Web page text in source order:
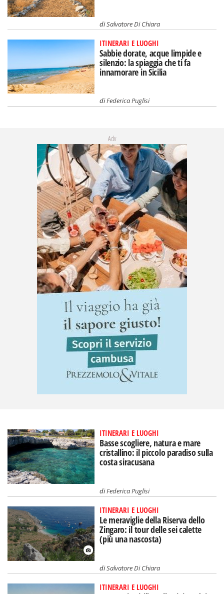
diSalvatore Di Chiara
ITINERARI E LUOGHI
Sabbie dorate, acque limpide e
silenzio: la spiaggia che ti fa
innamorare in Sicilia
diFederica Puglisi
Adv
ITINERARI E LUOGHI
Basse scogliere, natura e mare
cristallino: il piccolo paradiso sulla
costa siracusana
diFederica Puglisi
ITINERARI E LUOGHI
Le meraviglie della Riserva dello
Zingaro: il tour delle sei calette
(più una nascosta)
diSalvatore Di Chiara
ITINERARI E LUOGHI